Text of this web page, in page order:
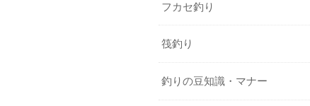
フカセ釣り
筏釣り
釣りの豆知識・マナー